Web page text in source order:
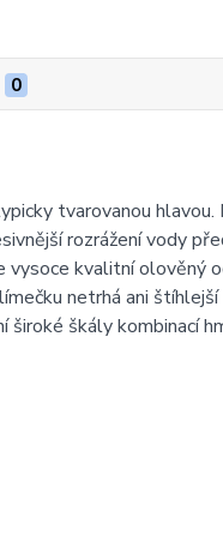
0
tvarovanou hlavou.
rozrážení vody
vysoce kvalitní olověný
netrhá ani štíhlejší
škály kombinací